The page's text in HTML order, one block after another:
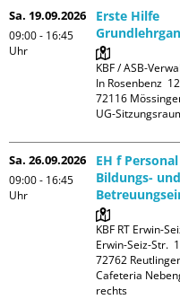
Sa. 19.09.2026
09:00 - 16:45
Uhr
Erste Hilfe
KBF / ASB-
In Rosenbenz  12
72116
UG-
Sa. 26.09.2026
09:00 - 16:45
Uhr
EH f
Bildungs- und
KBF RT Erwin-
Erwin-Seiz-Str.
72762
Cafeteria
rechts